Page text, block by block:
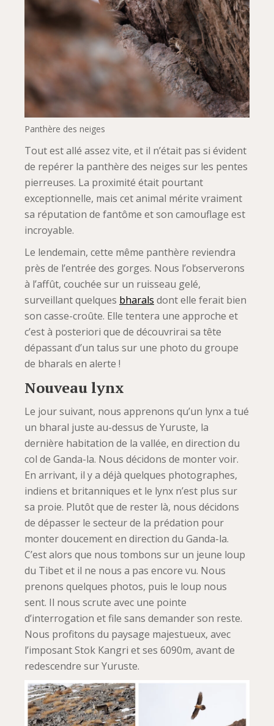
Panthère des neiges
Tout est allé assez vite, et il n’était pas si évident
de repérer la panthère des neiges sur les pentes
pierreuses. La proximité était pourtant
exceptionnelle, mais cet animal mérite vraiment
sa réputation de fantôme et son camouflage est
incroyable.
Le lendemain, cette même panthère reviendra
près de l’entrée des gorges. Nous l’observerons
à l’affût, couchée sur un ruisseau gelé,
surveillant quelques bharals dont elle ferait bien
son casse-croûte. Elle tentera une approche et
c’est à posteriori que de découvrirai sa tête
dépassant d’un talus sur une photo du groupe
de bharals en alerte !
Nouveau lynx
Le jour suivant, nous apprenons qu’un lynx a tué
un bharal juste au-dessus de Yuruste, la
dernière habitation de la vallée, en direction du
col de Ganda-la. Nous décidons de monter voir.
En arrivant, il y a déjà quelques photographes,
indiens et britanniques et le lynx n’est plus sur
sa proie. Plutôt que de rester là, nous décidons
de dépasser le secteur de la prédation pour
monter doucement en direction du Ganda-la.
C’est alors que nous tombons sur un jeune loup
du Tibet et il ne nous a pas encore vu. Nous
prenons quelques photos, puis le loup nous
sent. Il nous scrute avec une pointe
d’interrogation et file sans demander son reste.
Nous profitons du paysage majestueux, avec
l’imposant Stok Kangri et ses 6090m, avant de
redescendre sur Yuruste.